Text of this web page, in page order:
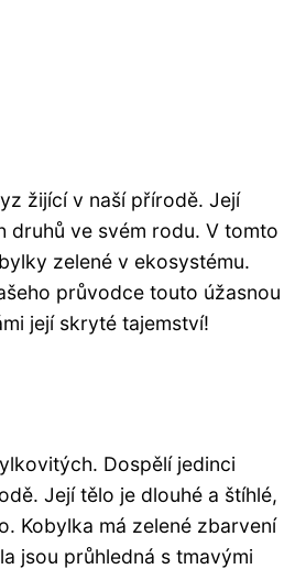
žijící v naší přírodě. Její
druhů ve svém rodu. V tomto
zelené v ekosystému.
průvodce touto úžasnou
její skryté tajemství!
Dospělí jedinci
Její tělo je dlouhé a štíhlé,
Kobylka má zelené zbarvení
jsou průhledná s tmavými